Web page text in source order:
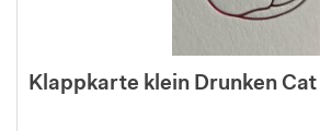
Klappkarte klein Drunken Cat